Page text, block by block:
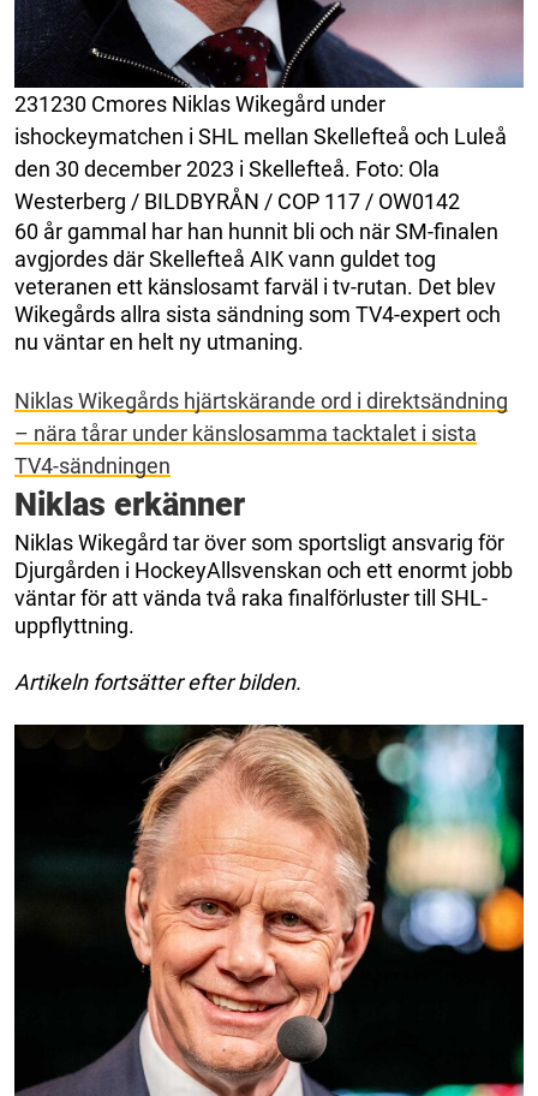
231230 Cmores Niklas Wikegård under
ishockeymatchen i SHL mellan Skellefteå och Luleå
den 30 december 2023 i Skellefteå. Foto: Ola
Westerberg / BILDBYRÅN / COP 117 / OW0142
60 år gammal har han hunnit bli och när SM-finalen
avgjordes där Skellefteå AIK vann guldet tog
veteranen ett känslosamt farväl i tv-rutan. Det blev
Wikegårds allra sista sändning som TV4-expert och
nu väntar en helt ny utmaning.
Niklas Wikegårds hjärtskärande ord i direktsändning
– nära tårar under känslosamma tacktalet i sista
TV4-sändningen
Niklas erkänner
Niklas Wikegård tar över som sportsligt ansvarig för
Djurgården i HockeyAllsvenskan och ett enormt jobb
väntar för att vända två raka finalförluster till SHL-
uppflyttning.
Artikeln fortsätter efter bilden.